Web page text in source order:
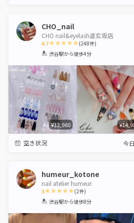
CHO_nail
CHO nail&eyelash道玄坂店
4.7
1 2 3 4 5
(248件)
渋谷駅から徒歩4分
¥12,980
空き状況 今日
humeur_kotone
nail atelier humeur.
5
1 2 3 4 5
(2件)
渋谷駅から徒歩8分